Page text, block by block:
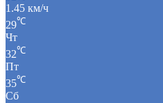
1.45 км/ч
29℃
Чт
32℃
Пт
35℃
Сб